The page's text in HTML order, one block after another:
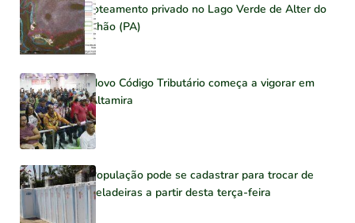
loteamento privado no Lago Verde de Alter do
Chão (PA)
Novo Código Tributário começa a vigorar em
Altamira
População pode se cadastrar para trocar de
geladeiras a partir desta terça-feira